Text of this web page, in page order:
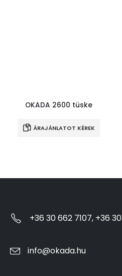
OKADA 2600 tüske
ÁRAJÁNLATOT KÉREK
+36 30 662 7107, +36
info@okada.hu